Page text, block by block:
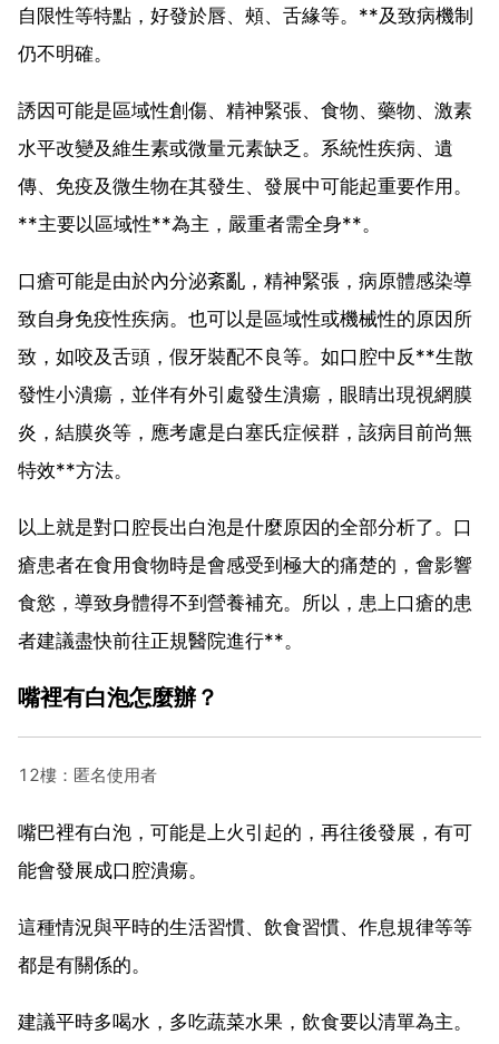
自限性等特點，好發於唇、頰、舌緣等。**及致病機制
仍不明確。
誘因可能是區域性創傷、精神緊張、食物、藥物、激素
水平改變及維生素或微量元素缺乏。系統性疾病、遺
傳、免疫及微生物在其發生、發展中可能起重要作用。
**主要以區域性**為主，嚴重者需全身**。
口瘡可能是由於內分泌紊亂，精神緊張，病原體感染導
致自身免疫性疾病。也可以是區域性或機械性的原因所
致，如咬及舌頭，假牙裝配不良等。如口腔中反**生散
發性小潰瘍，並伴有外引處發生潰瘍，眼睛出現視網膜
炎，結膜炎等，應考慮是白塞氏症候群，該病目前尚無
特效**方法。
以上就是對口腔長出白泡是什麼原因的全部分析了。口
瘡患者在食用食物時是會感受到極大的痛楚的，會影響
食慾，導致身體得不到營養補充。所以，患上口瘡的患
者建議盡快前往正規醫院進行**。
嘴裡有白泡怎麼辦？
12樓：匿名使用者
嘴巴裡有白泡，可能是上火引起的，再往後發展，有可
能會發展成口腔潰瘍。
這種情況與平時的生活習慣、飲食習慣、作息規律等等
都是有關係的。
建議平時多喝水，多吃蔬菜水果，飲食要以清單為主。